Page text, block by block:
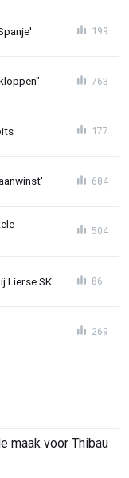
199
763
177
684
504
Lierse SK 86
269
maak voor Thibau